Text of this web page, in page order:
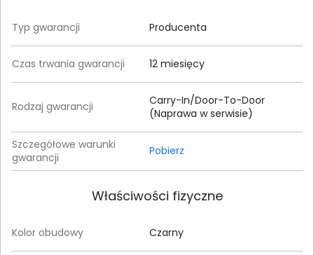
Typ gwarancji Producenta
Czas trwania gwarancji 12 miesięcy
Rodzaj gwarancji
Carry-In/Door-To-Door
(Naprawa w serwisie)
Szczegółowe warunki
gwarancji
Pobierz
Właściwości fizyczne
Kolor obudowy Czarny